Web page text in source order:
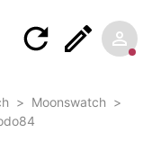
> Moonswatch >